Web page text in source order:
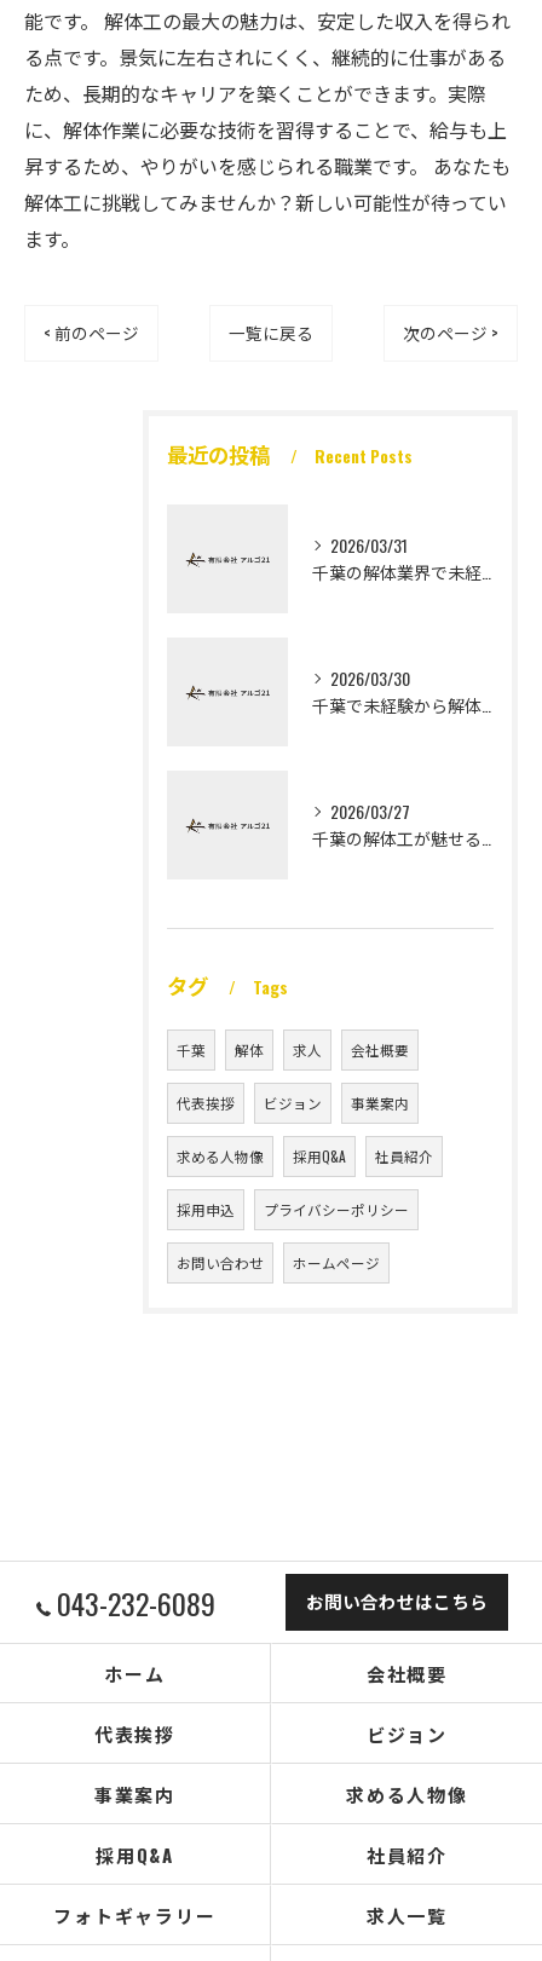
能です。 解体工の最大の魅力は、安定した収入を得られ
る点です。景気に左右されにくく、継続的に仕事がある
ため、長期的なキャリアを築くことができます。実際
に、解体作業に必要な技術を習得することで、給与も上
昇するため、やりがいを感じられる職業です。 あなたも
解体工に挑戦してみませんか？新しい可能性が待ってい
ます。
< 前のページ 一覧に戻る 次のページ >
最近の投稿 Recent Posts
2026/03/31
2026/03/30
2026/03/27
タグ Tags
千葉 解体 求人 会社概要
代表挨拶 ビジョン 事業案内
求める人物像 採用Q&A 社員紹介
採用申込 プライバシーポリシー
お問い合わせ ホームページ
043-232-6089 お問い合わせはこちら
ホーム 会社概要
代表挨拶 ビジョン
事業案内 求める人物像
採用Q&A 社員紹介
フォトギャラリー 求人一覧